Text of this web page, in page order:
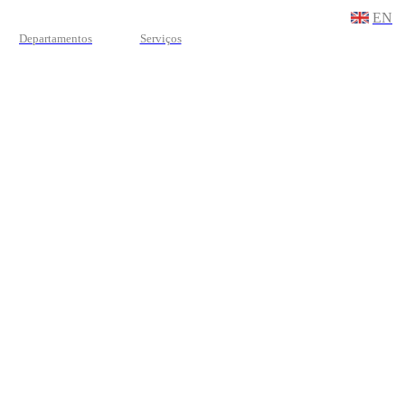
EN
Departamentos Serviços